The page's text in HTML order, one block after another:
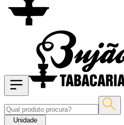
Unidade